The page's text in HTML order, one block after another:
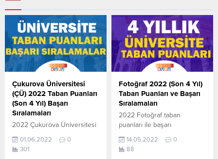
Çukurova Üniversitesi
(ÇÜ) 2022 Taban Puanları
(Son 4 Yıl) Başarı
Sıralamaları
2022 Çukurova Üniversitesi
sıralamaları açıklandı. En
güncel haline aşağıdaki
01.06.2022
0
301
Fotoğraf 2022 (Son 4 Yıl)
Taban Puanları ve Başarı
Sıralamaları
2022 Fotoğraf taban
puanları ile başarı
güncel haline aşağıdaki
tablodan ulaşabilirsiniz. 2022
14.05.2022
0
88